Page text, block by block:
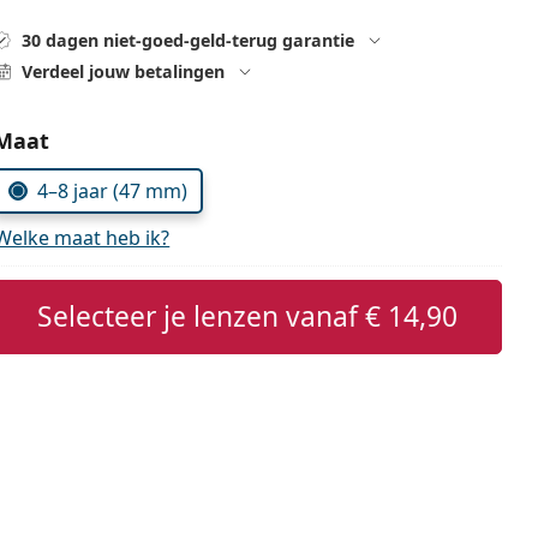
30 dagen niet-goed-geld-terug garantie
Verdeel jouw betalingen
parameters:
4–8 jaar (47 mm)
maat heb ik?
Selecteer je lenzen vanaf€ 14,90